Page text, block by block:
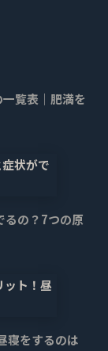
一覧表｜肥満を
るの？7つの原
寝をするのは